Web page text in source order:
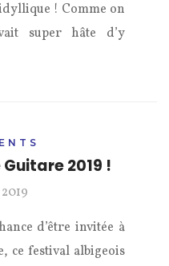
! Comme on
super hâte d’y
2019 !
d’être invitée à
ce festival albigeois